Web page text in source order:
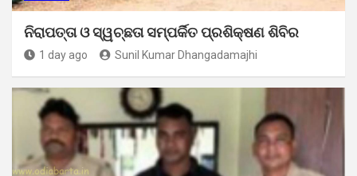
ନିରାପତ୍ତା ଓ ସ୍ୱଚ୍ଛତା ସମ୍ପର୍କିତ ପ୍ରଶିକ୍ଷଣ ଶିବିର
1 day ago Sunil Kumar Dhangadamajhi